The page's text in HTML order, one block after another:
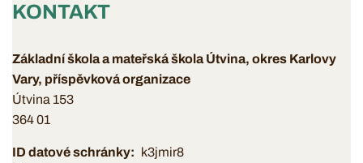
KONTAKT
Základní škola a mateřská škola Útvina, okres Karlovy
Vary, příspěvková organizace
Útvina 153
364 01
ID datové schránky
k3jmir8